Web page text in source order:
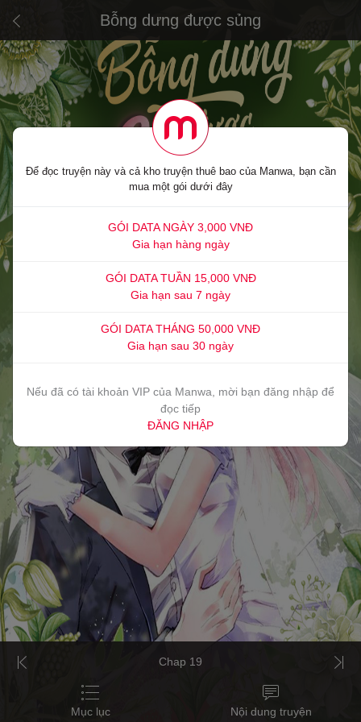
Bỗng dưng được sủng
Chap 19
Mục lục Nội dung truyện
Để đọc truyện này và cả kho truyện thuê bao của Manwa, bạn cần
mua một gói dưới đây
GÓI DATA NGÀY 3,000 VNĐ
Gia hạn hàng ngày
GÓI DATA TUẦN 15,000 VNĐ
Gia hạn sau 7 ngày
GÓI DATA THÁNG 50,000 VNĐ
Gia hạn sau 30 ngày
Nếu đã có tài khoản VIP của Manwa, mời bạn đăng nhập để
đọc tiếp
ĐĂNG NHẬP